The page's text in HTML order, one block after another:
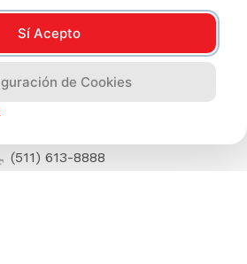
(511) 613-8888
Sí Acepto
de Cookies